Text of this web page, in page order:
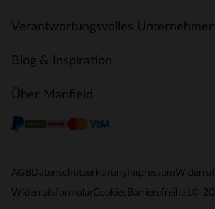
Verantwortungsvolles
Blog & Inspiration
Über Manfield
AGB Datenschutzerklärung Impressum
WiderrufsformularCookies Barrierefreiheit ©